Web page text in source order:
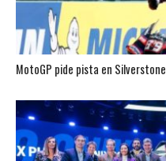
MotoGP pide pista en Silverstone